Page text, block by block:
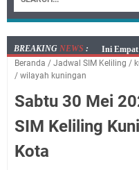
BREAKING NEWS :
Jumat 7
Dicabut
Salat
Beranda / Jadwal SIM Keliling /
/ wilayah kuningan
Sabtu 30 Mei
SIM Keliling
Kota